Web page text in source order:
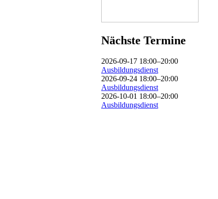
Nächste Termine
2026-09-17 18:00–20:00
Ausbildungsdienst
2026-09-24 18:00–20:00
Ausbildungsdienst
2026-10-01 18:00–20:00
Ausbildungsdienst